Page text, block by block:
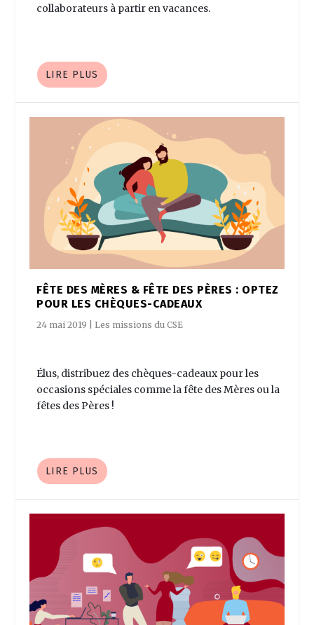
collaborateurs à partir en vacances.
LIRE PLUS
FÊTE DES MÈRES & FÊTE DES PÈRES : OPTEZ
POUR LES CHÈQUES-CADEAUX
24 mai 2019 Les missions du CSE
Élus, distribuez des chèques-cadeaux pour les
occasions spéciales comme la fête des Mères ou la
fêtes des Pères !
LIRE PLUS